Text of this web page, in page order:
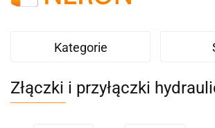
Zgody
Kategorie
Złączki i przyłączki